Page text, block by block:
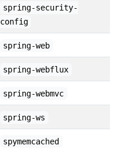
spring-security-
config
spring-web
spring-webflux
spring-webmvc
spring-ws
spymemcached